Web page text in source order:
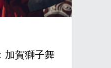
加賀獅子舞